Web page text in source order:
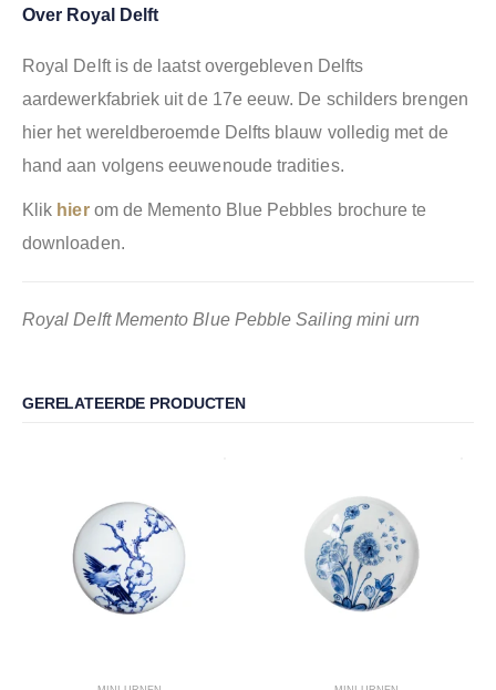
Over Royal Delft
Royal Delft is de laatst overgebleven Delfts
aardewerkfabriek uit de 17e eeuw. De schilders brengen
hier het wereldberoemde Delfts blauw volledig met de
hand aan volgens eeuwenoude tradities.
Klik hierom de Memento Blue Pebbles brochure te
downloaden.
Royal Delft Memento Blue Pebble Sailing mini urn
GERELATEERDE PRODUCTEN